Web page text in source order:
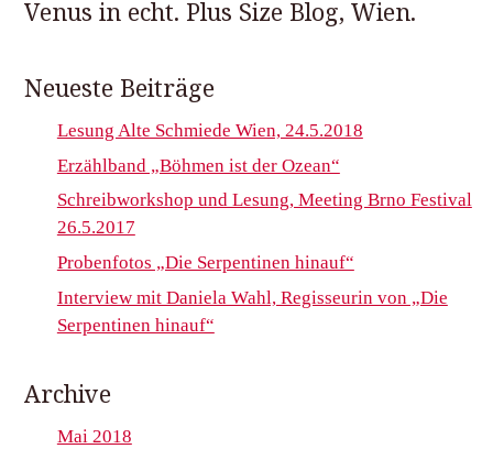
Venus in echt. Plus Size Blog, Wien.
Neueste Beiträge
Lesung Alte Schmiede Wien, 24.5.2018
Erzählband „Böhmen ist der Ozean“
Schreibworkshop und Lesung, Meeting Brno Festival
26.5.2017
Probenfotos „Die Serpentinen hinauf“
Interview mit Daniela Wahl, Regisseurin von „Die
Serpentinen hinauf“
Archive
Mai 2018